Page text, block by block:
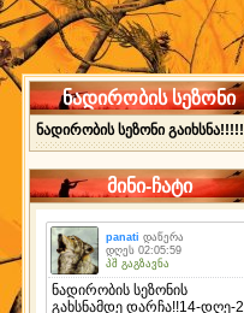
ნადირობის სეზონი
ნადირობის სეზონი გაიხსნა!!!!!
მინი-ჩატი